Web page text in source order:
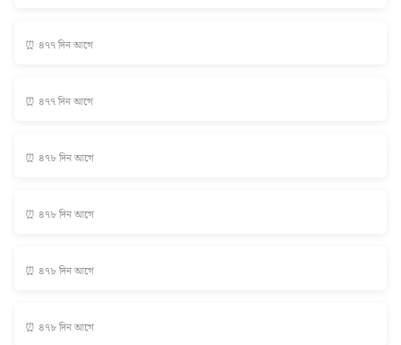
⏰ ৪৭৭ দিন আগে
⏰ ৪৭৭ দিন আগে
⏰ ৪৭৮ দিন আগে
⏰ ৪৭৮ দিন আগে
⏰ ৪৭৮ দিন আগে
⏰ ৪৭৮ দিন আগে